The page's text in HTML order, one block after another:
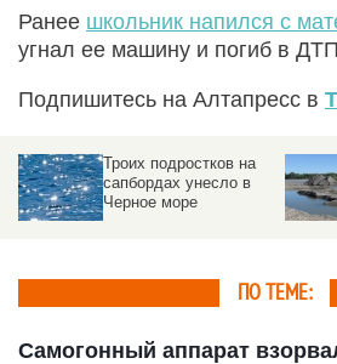
Ранее школьник напился с
угнал ее машину и погиб в
Подпишитесь на Алтапресс в
Троих подростков на
сапбордах унесло в
Черное море
ПО ТЕМЕ:
Самогонный аппарат